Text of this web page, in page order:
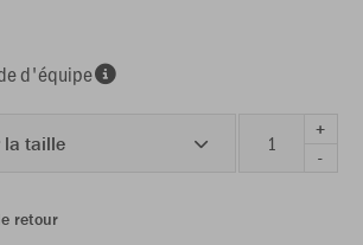
d'équipe
la taille
+
-
retour